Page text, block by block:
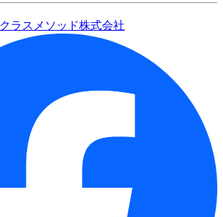
クラスメソッド株式会社